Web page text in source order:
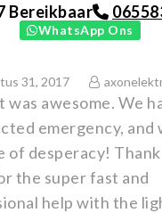
Bereikbaar
WhatsApp Ons
31, 2017
was awesome. We
emergency, and
of desperacy!
the super fast and
help with the